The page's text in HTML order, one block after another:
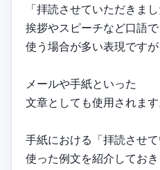
「拝読させていただきま
挨拶やスピーチなど口語で
使う場合が多い表現ですが
メールや手紙といった
文章としても使用されます
手紙における「拝読させ
使った例文を紹介しておき